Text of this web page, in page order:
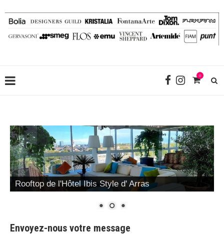
0
Rooftop de l'Hôtel Ibis Style d' Arras
Envoyez-nous votre message